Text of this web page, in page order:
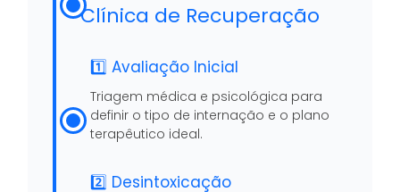
Clínica de Recuperação
1️⃣ Avaliação Inicial
Triagem médica e psicológica para
definir o tipo de internação e o plano
terapêutico ideal.
2️⃣ Desintoxicação